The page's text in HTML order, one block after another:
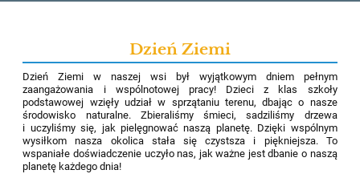
Dzień Ziemi
Dzień Ziemi w naszej wsi był wyjątkowym dniem pełnym
zaangażowania i wspólnotowej pracy! Dzieci z klas szkoły
podstawowej wzięły udział w sprzątaniu terenu, dbając o nasze
środowisko naturalne. Zbieraliśmy śmieci, sadziliśmy drzewa
i uczyliśmy się, jak pielęgnować naszą planetę. Dzięki wspólnym
wysiłkom nasza okolica stała się czystsza i piękniejsza. To
wspaniałe doświadczenie uczyło nas, jak ważne jest dbanie o naszą
planetę każdego dnia!